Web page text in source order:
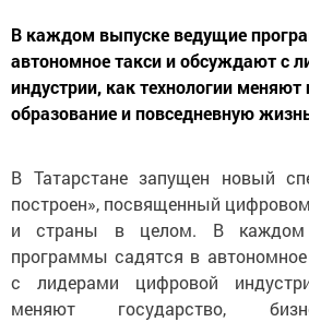
В каждом выпуске ведущие
автономное такси и обсуждают с
индустрии, как технологии меняют
образование и повседневную
В Татарстане запущен новый
построен», посвященный
и страны в целом. В каждом
программы садятся в
с лидерами цифровой
меняют государство,